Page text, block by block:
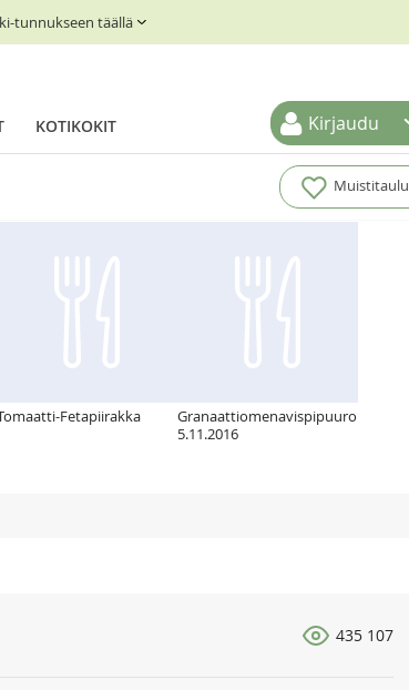
tunnukseen täällä
KOTIKOKIT Kirjaudu
Muistitaulu
Fetapiirakka
Granaattiomenavispipuuro
5.11.2016
435 107